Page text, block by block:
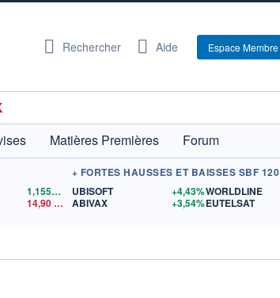
Rechercher Aide Espace Membre
Matières Premières
Forum
1,1559$US
14,90
+ FORTES HAUSSES ET BAISSES SBF 120
UBISOFT
+4,43%
ABIVAX
+3,54%
WORLDLINE
EUTELSAT